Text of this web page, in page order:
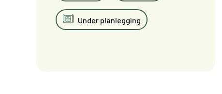
Under planlegging